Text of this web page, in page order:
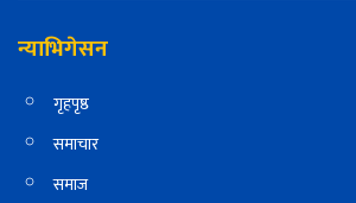
न्याभिगेसन
गृहपृष्ठ
समाचार
समाज